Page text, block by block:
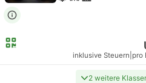
inklusive Steuern pro
2 weitere